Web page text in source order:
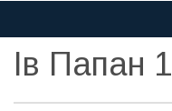
Ів Папан 1